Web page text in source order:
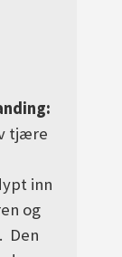
tjære
inn
og
Den